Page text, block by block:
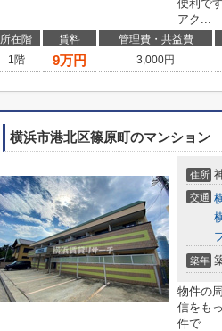
便利で
アク...
所在階 賃料 管理費・共益費
1階
9万円 3,000円
横浜市港北区篠原町のマンション
住所
交通
築年
物件の
信をも
件で...